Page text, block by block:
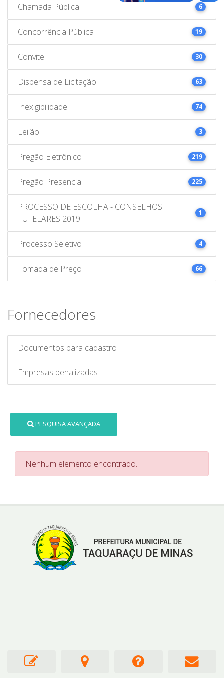
Chamada Pública 6
Concorrência Pública 19
Convite 30
Dispensa de Licitação 63
Inexigibilidade 74
Leilão 3
Pregão Eletrônico 219
Pregão Presencial 225
PROCESSO DE ESCOLHA - CONSELHOS
TUTELARES 2019
1
Processo Seletivo 4
Tomada de Preço 66
Fornecedores
Documentos para cadastro
Empresas penalizadas
PESQUISA AVANÇADA
Nenhum elemento encontrado.